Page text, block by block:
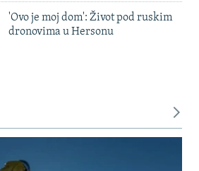
'Ovo je moj dom': Život pod ruskim
dronovima u Hersonu